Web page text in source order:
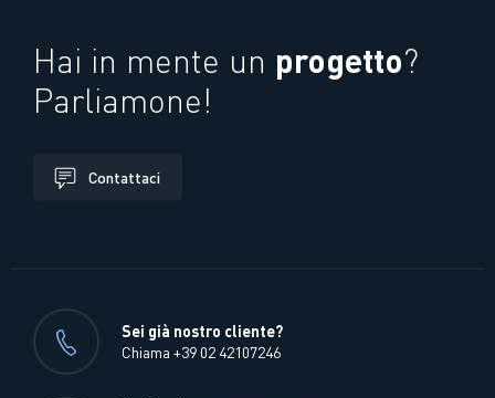
Hai in mente un progetto?
Parliamone!
Contattaci
Sei già nostro cliente?
Chiama +39 02 42107246